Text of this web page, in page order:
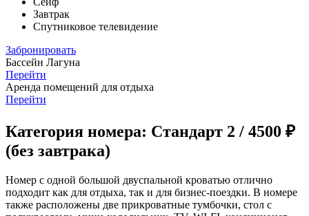
Завтрак
Спутниковое телевидение
Забронировать
Бассейн Лагуна
Перейти
Аренда помещений для отдыха
Перейти
Категория номера: Стандарт 2 / 4500 ₽
(без завтрака)
Номер с одной большой двуспальной кроватью отлично
подходит как для отдыха, так и для бизнес-поездки. В номере
также расположены две прикроватные тумбочки, стол с